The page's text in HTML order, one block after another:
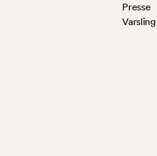
Presse
Varsling